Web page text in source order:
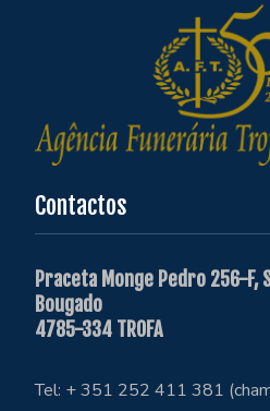
Contactos
Praceta Monge Pedro 256-F,
Bougado
4785-334 TROFA
Tel: + 351 252 411 381